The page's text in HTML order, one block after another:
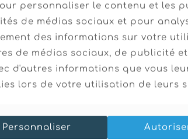
personnaliser le contenu et les
de médias sociaux et pour
des informations sur votre
de médias sociaux, de publicité
d'autres informations que vous
lors de votre utilisation de leurs
Personnaliser